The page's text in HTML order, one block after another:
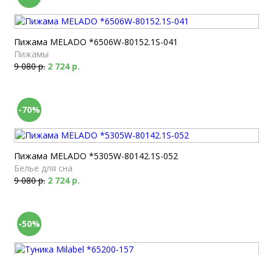
Пижама MELADO *6506W-80152.1S-041
Пижамы
9 080 р. 2 724 р.
-70%
Пижама MELADO *5305W-80142.1S-052
Белье для сна
9 080 р. 2 724 р.
-50%